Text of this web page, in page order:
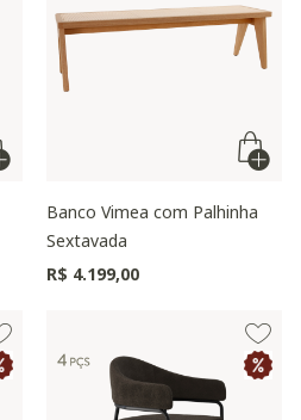
Banco Vimea com Palhinha
Sextavada
R$ 4.199,00